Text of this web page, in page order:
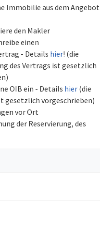
Immobilie aus dem Angebot
den Makler
einen
- Details hier! (die
des Vertrags ist gesetzlich
OIB ein - Details hier (die
gesetzlich vorgeschrieben)
vor Ort
der Reservierung, des